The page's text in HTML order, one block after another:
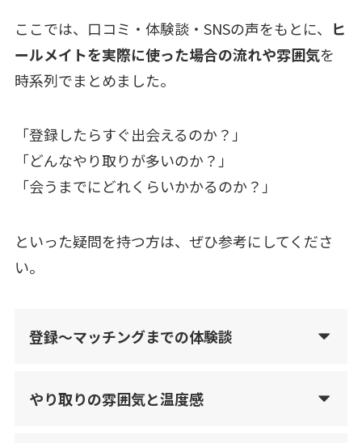
ここでは、口コミ・体験談・SNSの声をもとに、
ヒ
ールメイトを実際に使った場合の流れや雰囲気を
時系列でまとめました。
「登録したらすぐ出会えるのか？」
「どんなやり取りが多いのか？」
「会うまでにどれくらいかかるのか？」
といった疑問を持つ方は、ぜひ参考にしてくださ
い。
登録〜マッチングまでの体験談
やり取りの雰囲気と温度感